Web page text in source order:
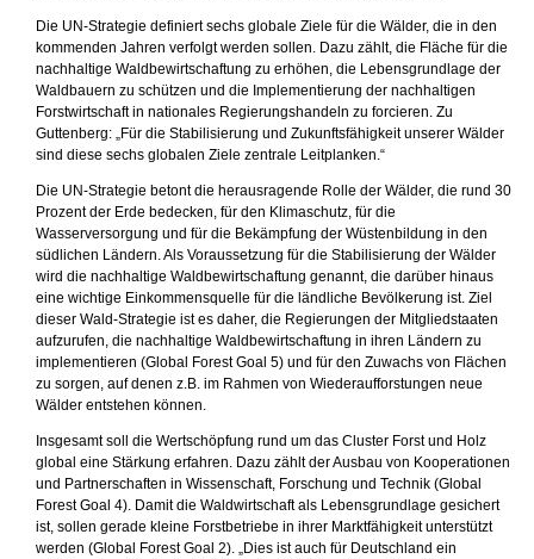
Die UN-Strategie definiert sechs globale Ziele für die Wälder, die in den
kommenden Jahren verfolgt werden sollen. Dazu zählt, die Fläche für die
nachhaltige Waldbewirtschaftung zu erhöhen, die Lebensgrundlage der
Waldbauern zu schützen und die Implementierung der nachhaltigen
Forstwirtschaft in nationales Regierungshandeln zu forcieren. Zu
Guttenberg: „Für die Stabilisierung und Zukunftsfähigkeit unserer Wälder
sind diese sechs globalen Ziele zentrale Leitplanken.“
Die UN-Strategie betont die herausragende Rolle der Wälder, die rund 30
Prozent der Erde bedecken, für den Klimaschutz, für die
Wasserversorgung und für die Bekämpfung der Wüstenbildung in den
südlichen Ländern. Als Voraussetzung für die Stabilisierung der Wälder
wird die nachhaltige Waldbewirtschaftung genannt, die darüber hinaus
eine wichtige Einkommensquelle für die ländliche Bevölkerung ist. Ziel
dieser Wald-Strategie ist es daher, die Regierungen der Mitgliedstaaten
aufzurufen, die nachhaltige Waldbewirtschaftung in ihren Ländern zu
implementieren (Global Forest Goal 5) und für den Zuwachs von Flächen
zu sorgen, auf denen z.B. im Rahmen von Wiederaufforstungen neue
Wälder entstehen können.
Insgesamt soll die Wertschöpfung rund um das Cluster Forst und Holz
global eine Stärkung erfahren. Dazu zählt der Ausbau von Kooperationen
und Partnerschaften in Wissenschaft, Forschung und Technik (Global
Forest Goal 4). Damit die Waldwirtschaft als Lebensgrundlage gesichert
ist, sollen gerade kleine Forstbetriebe in ihrer Marktfähigkeit unterstützt
werden (Global Forest Goal 2). „Dies ist auch für Deutschland ein